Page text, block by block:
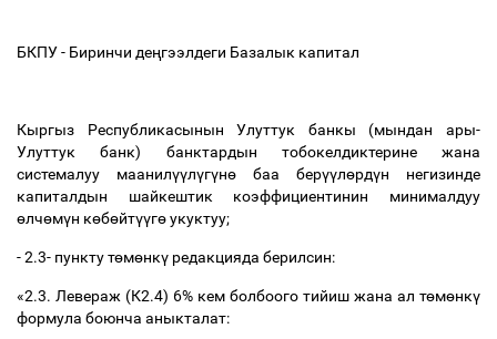
БКПУ - Биринчи деңгээлдеги Базалык капитал
Кыргыз Республикасынын Улуттук банкы (мындан ары-
Улуттук банк) банктардын тобокелдиктерине жана
системалуу маанилүүлүгүнө баа берүүлөрдүн негизинде
капиталдын шайкештик коэффициентинин минималдуу
өлчөмүн көбөйтүүгөукуктуу;
- 2.3- пункту төмөнкү редакцияда берилсин:
«2.3. Левераж (К2.4) 6% кем болбоого тийиш жана ал төмөнкү
формула боюнча аныкталат: